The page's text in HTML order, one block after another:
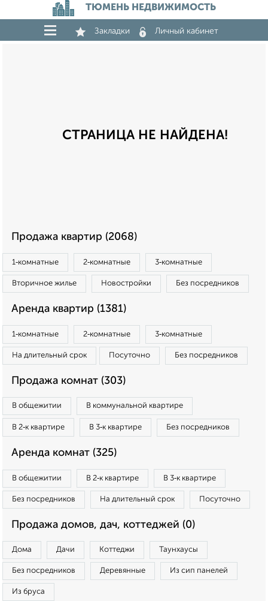
ТЮМЕНЬ НЕДВИЖИМОСТЬ
Закладки Личный кабинет
СТРАНИЦА НЕ НАЙДЕНА!
Продажа квартир (2068)
1‑комнатные 2‑комнатные 3‑комнатные
Вторичное жилье Новостройки Без посредников
Аренда квартир (1381)
1‑комнатные 2‑комнатные 3‑комнатные
На длительный срок Посуточно Без посредников
Продажа комнат (303)
В общежитии В коммунальной квартире
В 2‑к квартире В 3‑к квартире Без посредников
Аренда комнат (325)
В общежитии В 2‑к квартире В 3‑к квартире
Без посредников На длительный срок Посуточно
Продажа домов, дач, коттеджей (0)
Дома Дачи Коттеджи Таунхаусы
Без посредников Деревянные Из сип панелей
Из бруса